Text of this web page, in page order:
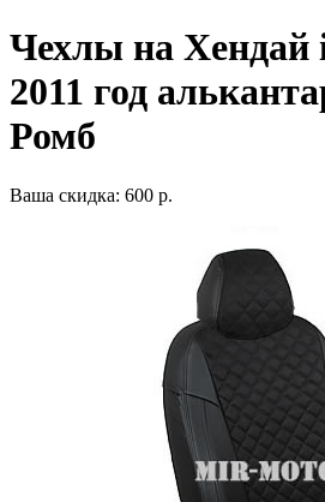
Чехлы на Хендай
2011 год
Ромб
Ваша скидка: 600 р.